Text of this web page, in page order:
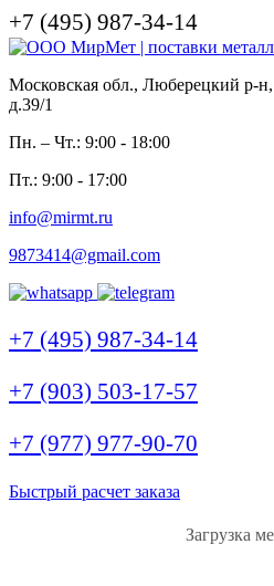
+7 (495) 987-34-14
Московская обл., Люберецкий р-
д.39/1
Пн. – Чт.: 9:00 - 18:00
Пт.: 9:00 - 17:00
info@mirmt.ru
9873414@gmail.com
+7 (495) 987-34-14
+7 (903) 503-17-57
+7 (977) 977-90-70
Быстрый расчет заказа
Загрузка